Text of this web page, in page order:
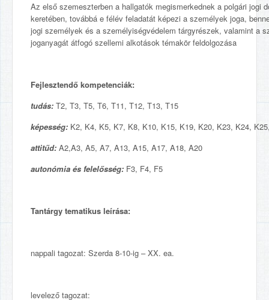
Az első szemeszterben a hallgatók megismerkednek a polgári jogi
keretében, továbbá e félév feladatát képezi a személyek joga,
jogi személyek és a személyiségvédelem tárgyrészek, valamint a
joganyagát átfogó szellemi alkotások témakör feldolgozása
Fejlesztendő kompetenciák:
tudás: T2, T3, T5, T6, T11, T12, T13, T15
képesség: K2, K4, K5, K7, K8, K10, K15, K19, K20, K23, K24,
attitűd: A2,A3, A5, A7, A13, A15, A17, A18, A20
autonómia és felelősség: F3, F4, F5
Tantárgy tematikus leírása:
nappali tagozat: Szerda 8-10-ig – XX. ea.
levelező tagozat: